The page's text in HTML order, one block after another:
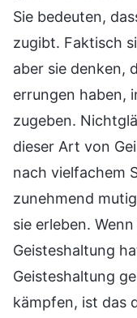
Sie bedeuten,
zugibt. Faktisch
aber sie denken,
errungen haben,
zugeben.
dieser Art von
nach vielfachem
zunehmend
sie erleben.
Geisteshaltung
Geisteshaltung
kämpfen, ist das